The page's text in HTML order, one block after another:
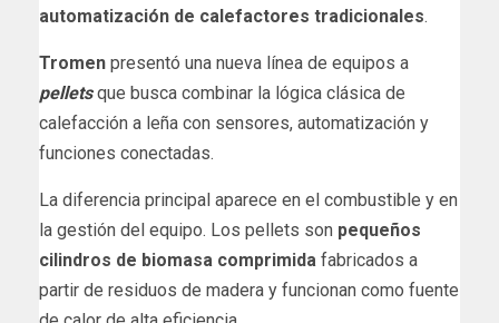
automatización de calefactores tradicionales.
Tromen presentó una nueva línea de equipos a
pellets que busca combinar la lógica clásica de
calefacción a leña con sensores, automatización y
funciones conectadas.
La diferencia principal aparece en el combustible y en
la gestión del equipo. Los pellets son pequeños
cilindros de biomasa comprimida fabricados a
partir de residuos de madera y funcionan como fuente